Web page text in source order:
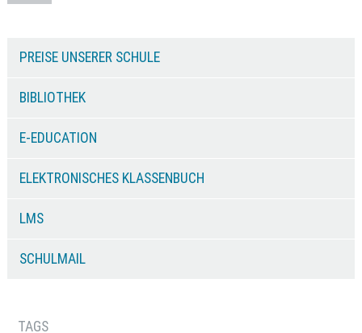
PREISE UNSERER SCHULE
BIBLIOTHEK
E-EDUCATION
ELEKTRONISCHES KLASSENBUCH
LMS
SCHULMAIL
TAGS